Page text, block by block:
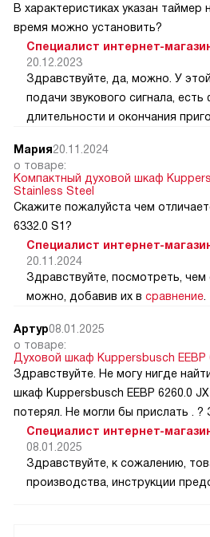
В характеристиках указан таймер
время можно установить?
Специалист интернет-
20.12.2023
Здравствуйте, да, можно. У
подачи звукового сигнала, есть
длительности и окончания
Мария20.11.2024
о товаре:
Компактный духовой шкаф
Stainless Steel
Скажите пожалуйста чем
6332.0 S1?
Специалист интернет-
20.11.2024
Здравствуйте, посмотреть, чем
можно, добавив их в сравнение
Артур08.01.2025
о товаре:
Духовой шкаф Kuppersbusch EEBP
Здравствуйте. Не могу нигде
шкаф Kuppersbusch EEBP 6260.0
потерял. Не могли бы прислать . ?
Специалист интернет-
08.01.2025
Здравствуйте, к сожалению,
производства, инструкции